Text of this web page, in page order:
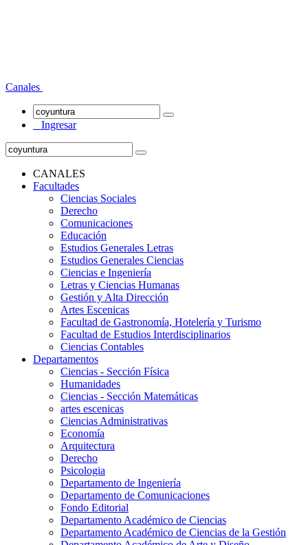
Canales
Ingresar
CANALES
Facultades
Ciencias Sociales
Derecho
Comunicaciones
Educación
Estudios Generales Letras
Estudios Generales Ciencias
Ciencias e Ingeniería
Letras y Ciencias Humanas
Gestión y Alta Dirección
Artes Escenicas
Facultad de Gastronomía, Hotelería y Turismo
Facultad de Estudios Interdisciplinarios
Ciencias Contables
Departamentos
Ciencias - Sección Física
Humanidades
Ciencias - Sección Matemáticas
artes escenicas
Ciencias Administrativas
Economía
Arquitectura
Derecho
Psicologia
Departamento de Ingeniería
Departamento de Comunicaciones
Fondo Editorial
Departamento Académico de Ciencias
Departamento Académico de Ciencias de la Gestión